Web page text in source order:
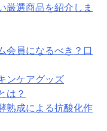
厳選商品を紹介しま
会員になるべき？口
ンケアグッズ
は？
熟成による抗酸化作